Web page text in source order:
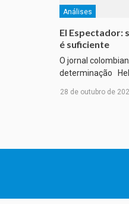
Análises
El Espectador:
é suficiente
O jornal
determinação
28 de outubro de